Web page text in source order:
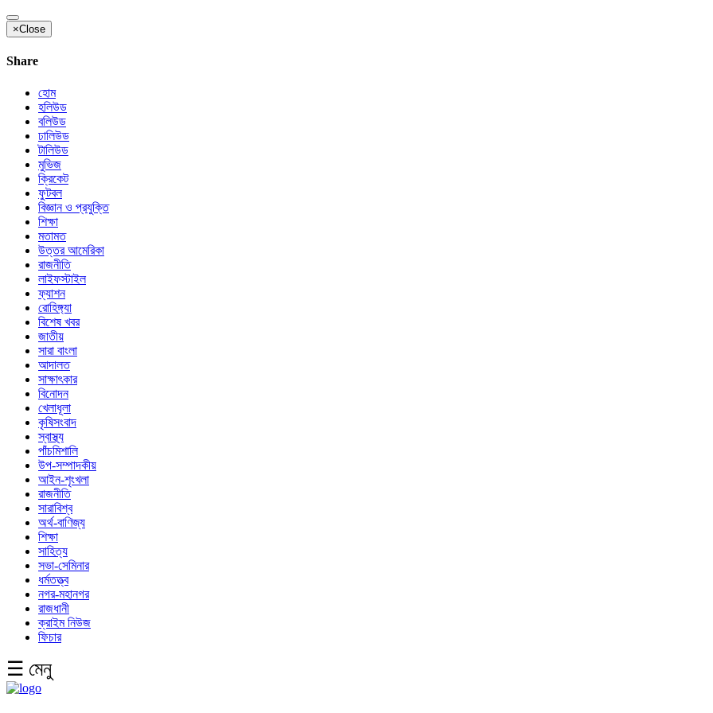
×Close
Share
হোম
হলিউড
বলিউড
ঢালিউড
টালিউড
মুভিজ
ক্রিকেট
ফুটবল
বিজ্ঞান ও প্রযুক্তি
শিক্ষা
মতামত
উত্তর আমেরিকা
রাজনীতি
লাইফস্টাইল
ফ্যাশন
রোহিঙ্গ্যা
বিশেষ খবর
জাতীয়
সারা বাংলা
আদালত
সাক্ষাৎকার
বিনোদন
খেলাধূলা
কৃষিসংবাদ
স্বাস্থ্য
পাঁচমিশালি
উপ-সম্পাদকীয়
আইন-শৃংখলা
রাজনীতি
সারাবিশ্ব
অর্থ-বাণিজ্য
শিক্ষা
সাহিত্য
সভা-সেমিনার
ধর্মতত্ত্ব
নগর-মহানগর
রাজধানী
ক্রাইম নিউজ
ফিচার
☰ মেনু